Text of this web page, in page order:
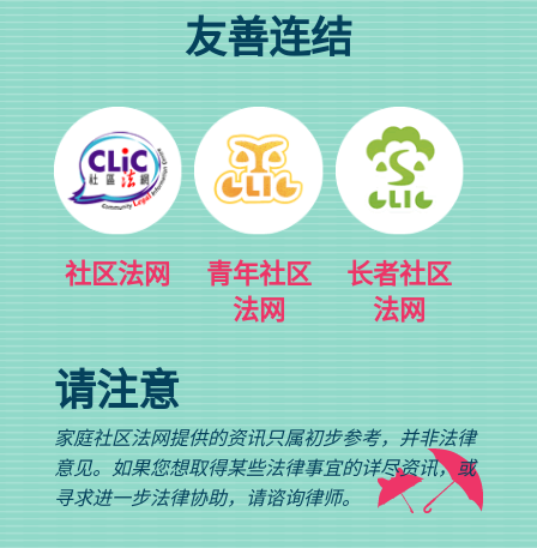
友善连结
社区法网
青年社区
法网
长者社区
法网
请注意
家庭社区法网提供的资讯只属初步参考，并非法律
意见。如果您想取得某些法律事宜的详尽资讯，或
寻求进一步法律协助，请谘询律师。